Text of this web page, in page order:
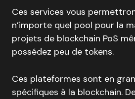
Ces services vous
n’importe quel pool pour la
projets de blockchain PoS
possédez peu de tokens.
Ces plateformes sont en
spécifiques à la blockchain.